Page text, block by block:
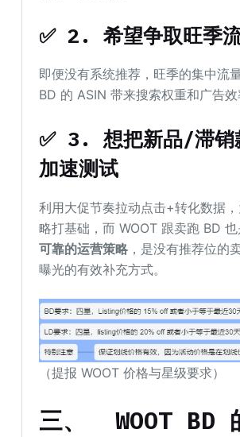
✅ 2. 希望争取旺季
即便没有系统推荐，旺季的集中流
BD 的 ASIN 带来搜索权重和广告
✅ 3. 想把新品/滞销
加速测试
利用大促节奏拉动点击+转化数据
略打基础，而 WOOT 跟卖跑 BD 也
可靠的运营策略 ，是没有推荐位的
曝光的有效补充方式。
（提报 WOOT 价格与星级要求）
三、WOOT BD